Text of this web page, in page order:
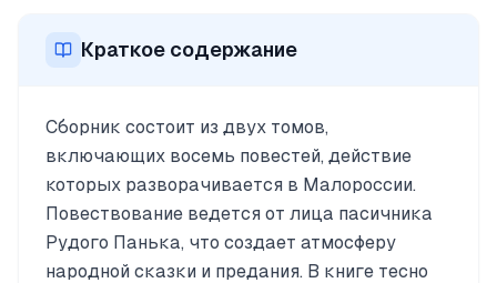
Краткое содержание
Сборник состоит из двух томов,
включающих восемь повестей, действие
которых разворачивается в Малороссии.
Повествование ведется от лица пасичника
Рудого Панька, что создает атмосферу
народной сказки и предания. В книге тесно